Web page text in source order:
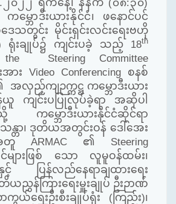
မ္ဘောဒီးယားနိုင်ငံ၊
ဖနောင်ပင်
သတွင်း မိုင်းရှင်းလင်းရေးဗဟို
ရုံးချုပ်၌ ကျင်းပခဲ့ သည့် 18th
the
Steering Committee
း Video Conferencing စနစ်
အလှည့်ကျဉက္ကဋ္ဌ ကမ္ဘောဒီးယား
ကျင်းပပြုလုပ်ခဲ့ရာ အဆိုပါ
ကမ္ဘောဒီးယားနိုင်ငံဆိုင်ရာ
သန္တာ၊ ဒုတိယအတွင်းဝန် ဒေါ်အေး
အတူ ARMAC ၏ Steering
င်များဖြစ် သော လူမူဝန်ထမ်း၊
ပြန်လည်နေရာချထားရေး
တိယညွှန်ကြားရေးမှူးချုပ် ဦးဉာဏ်
ကွယ်ရေးဦးစီးချုပ်ရုံး (ကြည်း)၊